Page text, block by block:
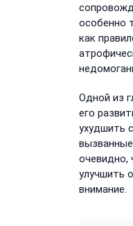
особенно
как
Одной из
его
ухудшить
очевидно,
улучшить
внимание.